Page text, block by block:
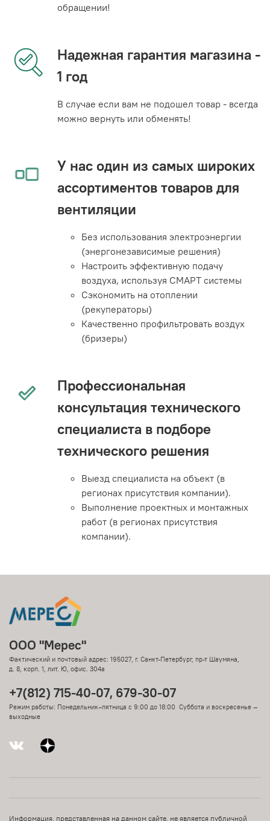
обращении!
Надежная гарантия магазина -
1 год
В случае если вам не подошел товар - всегда
можно вернуть или обменять!
У нас один из самых широких
ассортиментов товаров для
вентиляции
Без использования электроэнергии
(энергонезависимые решения)
Настроить эффективную подачу
воздуха, используя СМАРТ системы
Сэкономить на отоплении
(рекуператоры)
Качественно профильтровать воздух
(бризеры)
Профессиональная
консультация технического
специалиста в подборе
технического решения
Выезд специалиста на объект (в
регионах присутствия компании).
Выполнение проектных и монтажных
работ (в регионах присутствия
компании).
ООО "Мерес"
Фактический и почтовый адрес: 195027, г. Санкт-Петербург, пр-т Шаумяна,
д. 8, корп. 1, лит. Ю, офис. 304а
+7(812) 715-40-07, 679-30-07
Режим работы: Понедельник–пятница с 9:00 до 18:00 Суббота и воскресенье —
выходные
Информация, представленная на данном сайте, не является публичной